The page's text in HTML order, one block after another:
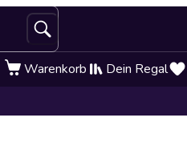
Warenkorb Dein Regal